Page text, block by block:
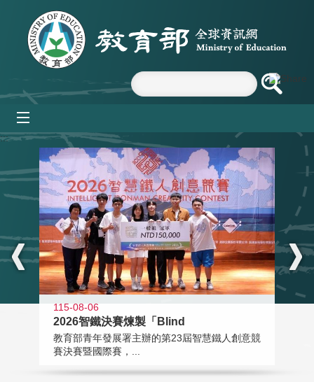
跳到主要內容區塊
:::
115-08-06
2026智鐵決賽煉製「Blind
教育部青年發展署主辦的第23屆智慧鐵人創意競
賽決賽暨國際賽，...